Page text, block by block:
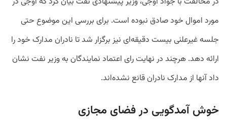
مورد اموال خود صادق نبوده است. برای بررسی این موضوع حتی
جلسه غیرعلنی بیست دقیقه‌ای نیز برگزار شد تا نادران مدارک خود را
ارائه دهد. هرچند در نهایت رای اعتماد نمایندگان به وزیر نفت نشان
داد آنها از مدارک نادران قانع نشده‌اند.
خوش آمدگویی در فضای مجازی